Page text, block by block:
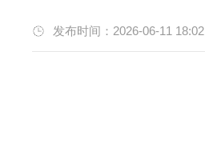
发布时间：2026-06-11 18:02